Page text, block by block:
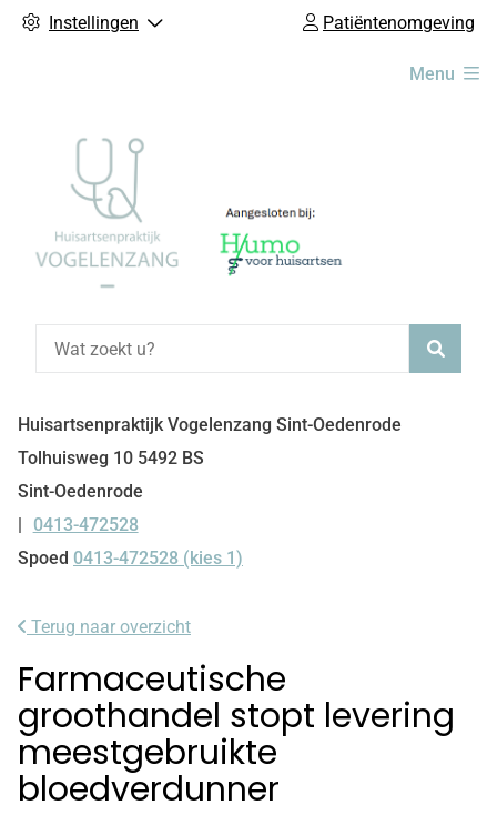
Instellingen Patiëntenomgeving
Menu
Huisartsenpraktijk Vogelenzang Sint-Oedenrode
Tolhuisweg 10 5492 BS
Sint-Oedenrode
Tel:
0413-472528
Spoed 0413-472528 (kies 1)
Terug naar overzicht
Farmaceutische
groothandel stopt levering
meestgebruikte
bloedverdunner